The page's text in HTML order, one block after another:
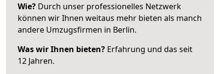
Wie? Durch unser professionelles Netzwerk
können wir Ihnen weitaus mehr bieten als manch
andere Umzugsfirmen in Berlin.
Was wir Ihnen bieten? Erfahrung und das seit
12 Jahren.